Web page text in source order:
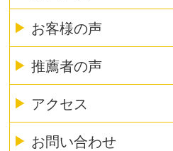
お客様の声
推薦者の声
アクセス
お問い合わせ